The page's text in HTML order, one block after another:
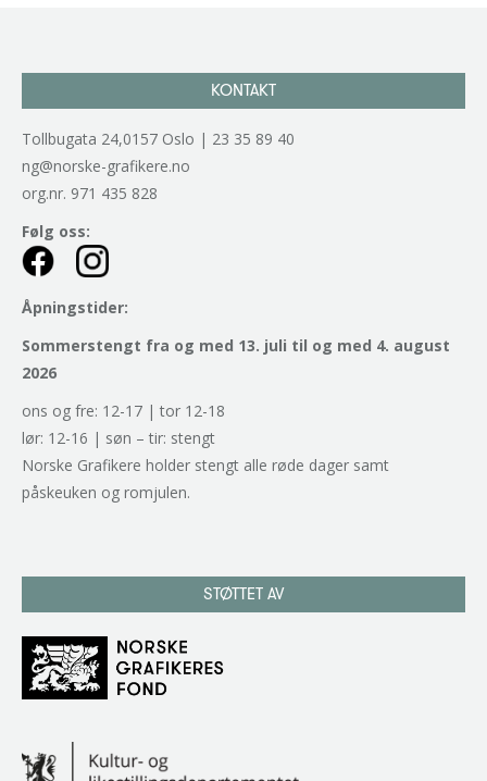
KONTAKT
Tollbugata 24,0157 Oslo | 23 35 89 40
ng@norske-grafikere.no
org.nr. 971 435 828
Følg oss:
Åpningstider:
Sommerstengt fra og med 13. juli til og med 4. august
2026
ons og fre: 12-17 | tor 12-18
lør: 12-16 | søn – tir: stengt
Norske Grafikere holder stengt alle røde dager samt
påskeuken og romjulen.
STØTTET AV